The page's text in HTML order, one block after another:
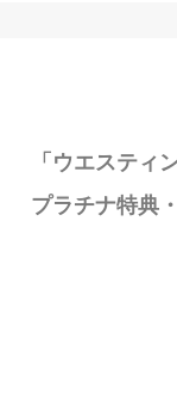
「ウエスティ
プラチナ特典